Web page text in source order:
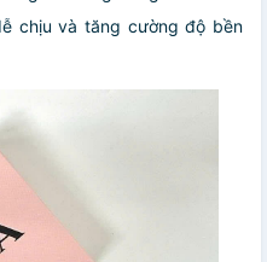
chịu và tăng cường độ bền